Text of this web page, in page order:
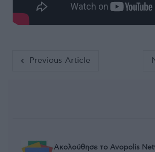
Previous Article
Ακολούθησε το Avopolis